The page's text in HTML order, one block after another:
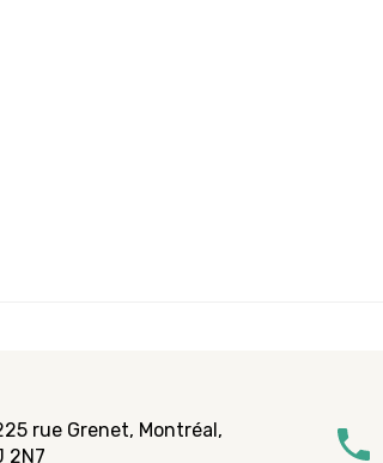
rue Grenet, Montréal,
2N7